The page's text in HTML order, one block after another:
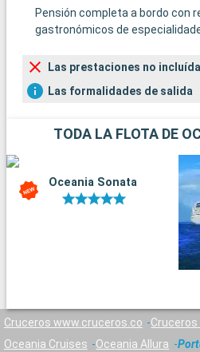
Pensión completa a bordo con
gastronómicos de
Las prestaciones no
Las formalidades de salida
TODA LA FLOTA DE
Oceania Sonata
Cruceros www.cruceros.co
Oceania Cruises
Oceania Allura